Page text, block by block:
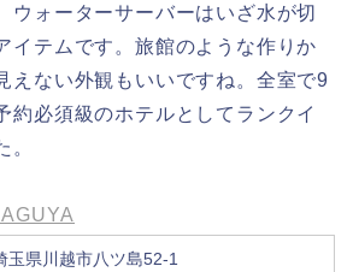
ウォーターサーバーはいざ水が切
イテムです。旅館のような作りか
えない外観もいいですね。全室で9
約必須級のホテルとしてランクイ
。
玉県川越市八ツ島52-1